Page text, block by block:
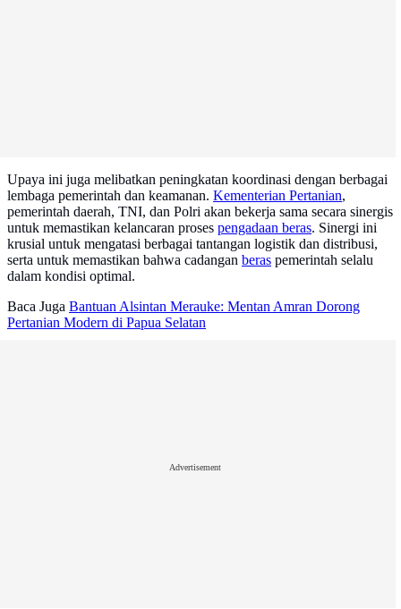
Upaya ini juga melibatkan peningkatan koordinasi dengan berbagai
lembaga pemerintah dan keamanan. Kementerian Pertanian,
pemerintah daerah, TNI, dan Polri akan bekerja sama secara sinergis
untuk memastikan kelancaran proses pengadaan beras. Sinergi ini
krusial untuk mengatasi berbagai tantangan logistik dan distribusi,
serta untuk memastikan bahwa cadangan beras pemerintah selalu
dalam kondisi optimal.
Baca Juga Bantuan Alsintan Merauke: Mentan Amran Dorong
Pertanian Modern di Papua Selatan
Advertisement